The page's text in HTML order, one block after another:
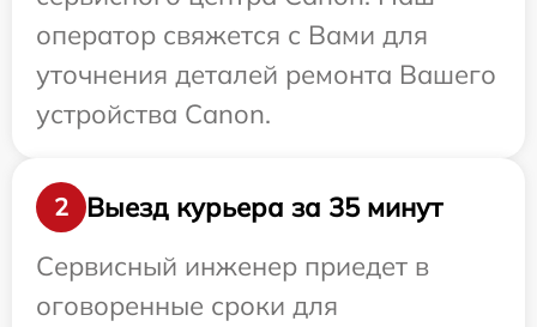
оператор свяжется с Вами для
уточнения деталей ремонта Вашего
устройства Canon.
2
Выезд курьера за 35 минут
Сервисный инженер приедет в
оговоренные сроки для